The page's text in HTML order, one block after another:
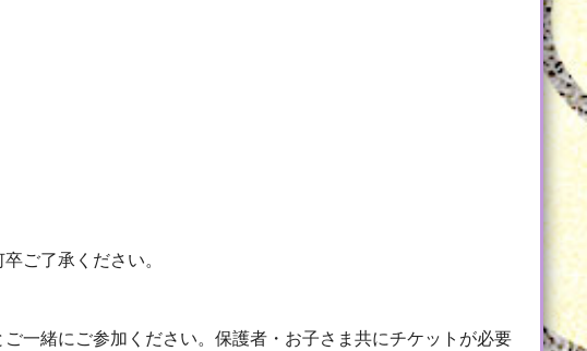
ご了承ください。
一緒にご参加ください。保護者・お子さま共にチケットが必要